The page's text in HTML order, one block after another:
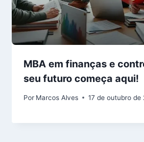
MBA em finanças e
seu futuro começa aqui!
Por Marcos Alves 17 de outubro de